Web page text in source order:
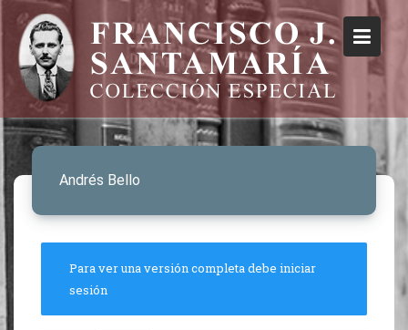
Andrés Bello
Para ver una versión completa debe iniciar
sesión